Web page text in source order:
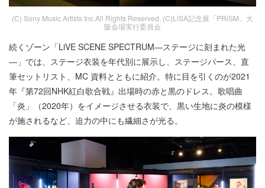
(C) Sony Music Artists Inc.All Rights Reserved. (C)LiSA記念展「PRiSM」大
阪会場実行委員会
続くゾーン「LiVE SCENE SPECTRUM―ステージに刻まれた光
―」では、ステージ衣装を年代別に展示し、ステージパース、直
筆セットリスト、MC 資料とともに紹介。特に目を引くのが2021
年『第72回NHK紅白歌合戦』出場時の赤と黒のドレス。歌唱曲
「炎」（2020年）をイメージさせる衣装で、黒い生地に炎の模様
が施されるなど、迫力の中にも繊細さが光る。